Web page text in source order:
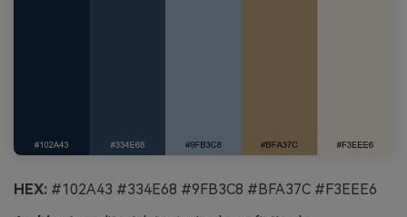
HEX: #102A43 #334E68 #9FB3C8 #BFA37C #F3EEE6